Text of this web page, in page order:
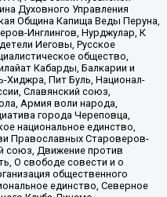
Духовного Управления
Община Капища Веды Перуна,
Инглингов, Нурджулар, К
Иеговы, Русское
общество,
Кабарды, Балкарии и
Хиджра, Пит Буль, Национал-
Славянский союз,
Армия воли народа,
города Череповца,
национальное единство,
Православных Староверов-
союз, Движение против
О свободе совести и о
общественного
единство, Северное